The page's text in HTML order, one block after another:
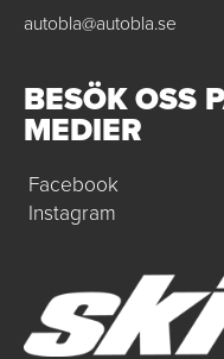
autobla@autobla.se
BESÖK OSS
MEDIER
Facebook
Instagram